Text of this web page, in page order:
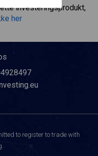
investeringsprodukt,
her
to register to trade with